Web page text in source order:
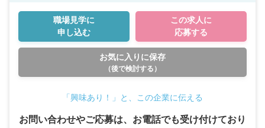
職場見学に
申し込む
この求人に
応募する
お気に入りに保存
（後で検討する）
「興味あり！」と、この企業に伝える
お問い合わせやご応募は、お電話でも受け付けており